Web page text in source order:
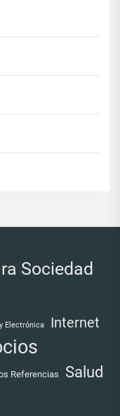
Sociedad
Electrónica Internet
Referencias Salud